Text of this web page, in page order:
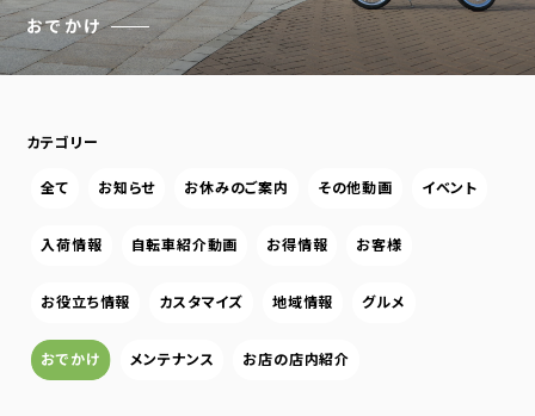
おでかけ
カテゴリー
全て お知らせ お休みのご案内 その他動画 イベント
入荷情報 自転車紹介動画 お得情報 お客様
お役立ち情報 カスタマイズ 地域情報 グルメ
おでかけ メンテナンス お店の店内紹介